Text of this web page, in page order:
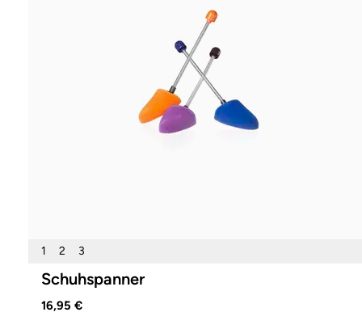
1 2 3
Schuhspanner
16,95 €